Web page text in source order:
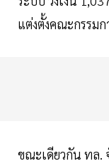
แต่งตั้งคณะกรรมก
ขณะเดียวกัน ทล.